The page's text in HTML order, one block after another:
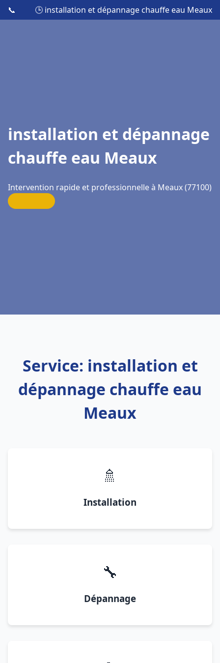
📞 🕒 installation et dépannage chauffe eau Meaux
installation et dépannage
chauffe eau Meaux
Intervention rapide et professionnelle à Meaux (77100)
Service: installation et
dépannage chauffe eau
Meaux
🚿
Installation
🔧
Dépannage